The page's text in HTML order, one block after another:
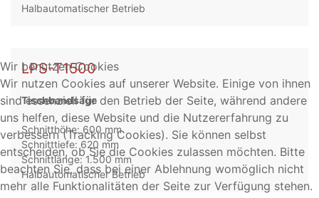
Halbautomatischer Betrieb
LPS-T1500
Tischbandsäge
Schnitthöhe: 600 mm
Schnitttiefe: 620 mm
Schnittlänge: 1.500 mm
Halbautomatischer Betrieb
Wir benutzen Cookies
Wir nutzen Cookies auf unserer Website. Einige von ihnen
sind essenziell für den Betrieb der Seite, während andere
uns helfen, diese Website und die Nutzererfahrung zu
verbessern (Tracking Cookies). Sie können selbst
entscheiden, ob Sie die Cookies zulassen möchten. Bitte
beachten Sie, dass bei einer Ablehnung womöglich nicht
mehr alle Funktionalitäten der Seite zur Verfügung stehen.